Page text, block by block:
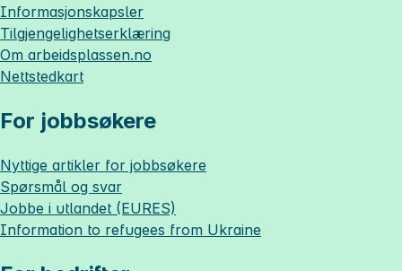
Informasjonskapsler
Tilgjengelighetserklæring
Om arbeidsplassen.no
Nettstedkart
For jobbsøkere
Nyttige artikler for jobbsøkere
Spørsmål og svar
Jobbe i utlandet (EURES)
Information to refugees from Ukraine